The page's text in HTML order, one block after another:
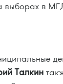
выборах в
Талкин